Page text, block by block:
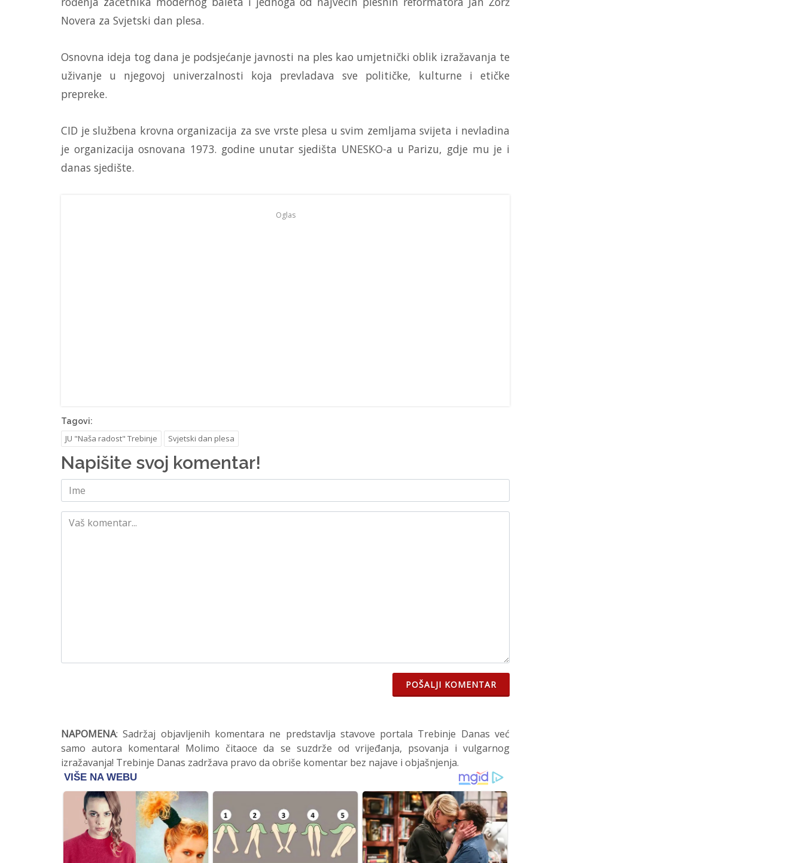
Novera za Svjetski dan plesa.
Osnovna ideja tog dana je podsjećanje javnosti na ples kao umjetnički oblik izražavanja te
uživanje u njegovoj univerzalnosti koja prevladava sve političke, kulturne i etičke
prepreke.
CID je službena krovna organizacija za sve vrste plesa u svim zemljama svijeta i nevladina
je organizacija osnovana 1973. godine unutar sjedišta UNESKO-a u Parizu, gdje mu je i
danas sjedište.
Oglas
Tagovi:
JU "Naša radost" Trebinje Svjetski dan plesa
Napišite svoj komentar!
POŠALJI KOMENTAR
NAPOMENA: Sadržaj objavljenih komentara ne predstavlja stavove portala Trebinje Danas već
samo autora komentara! Molimo čitaoce da se suzdrže od vrijeđanja, psovanja i vulgarnog
izražavanja! Trebinje Danas zadržava pravo da obriše komentar bez najave i objašnjenja.